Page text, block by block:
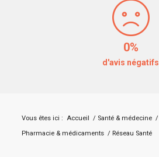
0%
d'avis négatifs
Vous êtes ici : Accueil / Santé & médecine /
Pharmacie & médicaments / Réseau Santé